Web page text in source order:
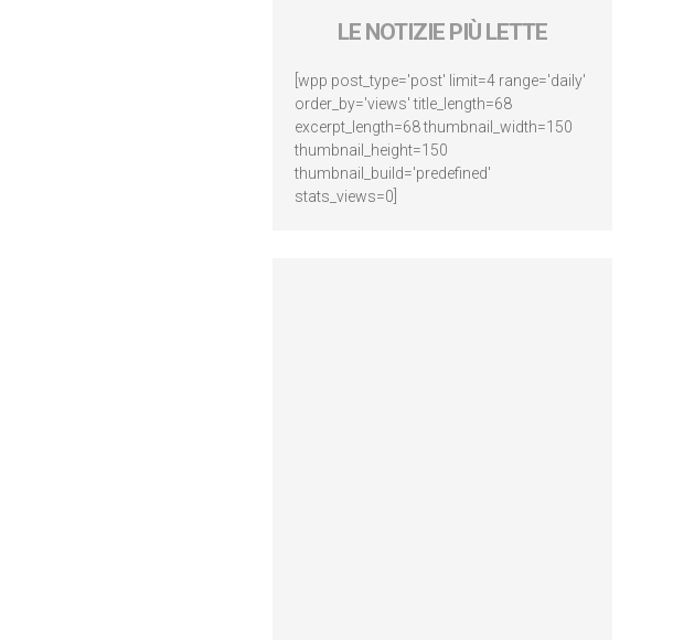
LE NOTIZIE PIÙ LETTE
[wpp post_type='post' limit=4 range='daily'
order_by='views' title_length=68
excerpt_length=68 thumbnail_width=150
thumbnail_height=150
thumbnail_build='predefined'
stats_views=0]